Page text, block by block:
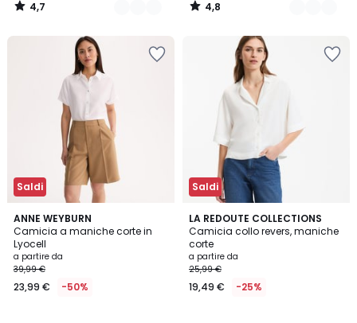
4,7
/
4,8
/
Saldi
ANNE WEYBURN
Camicia a maniche corte in
Lyocell
a partire da
39,99 €
23,99 € -50%
4
/
5
2
Colori
Saldi
LA REDOUTE COLLECTIONS
Camicia collo revers, maniche
corte
a partire da
25,99 €
19,49 € -25%
4,5
/ 5
2
Colori